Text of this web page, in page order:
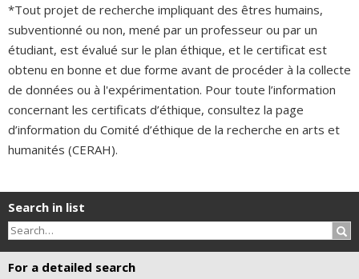
*Tout projet de recherche impliquant des êtres humains,
subventionné ou non, mené par un professeur ou par un
étudiant, est évalué sur le plan éthique, et le certificat est
obtenu en bonne et due forme avant de procéder à la collecte
de données ou à l'expérimentation. Pour toute l’information
concernant les certificats d’éthique, consultez la page
d’information du Comité d’éthique de la recherche en arts et
humanités (CERAH).
Search in list
For a detailed search